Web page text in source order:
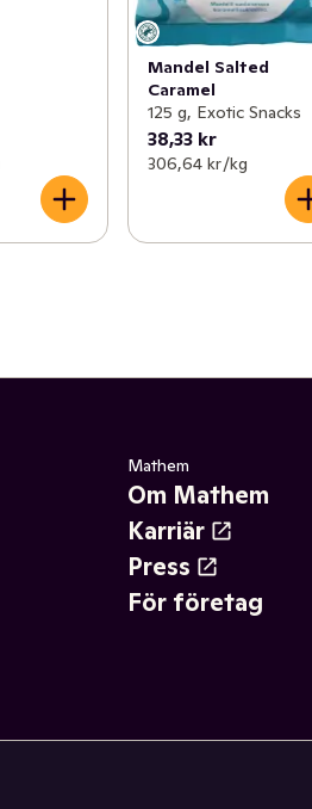
Mandel Salted
Caramel
125 g, Exotic Snacks
38,33 kr
306,64 kr /kg
Mathem
Om Mathem
Karriär
Press
För företag